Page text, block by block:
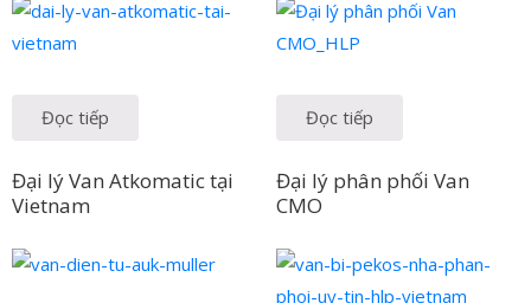
Đọc tiếp
Đại lý Van Atkomatic tại
Vietnam
Đọc tiếp
Đại lý phân phối Van
CMO